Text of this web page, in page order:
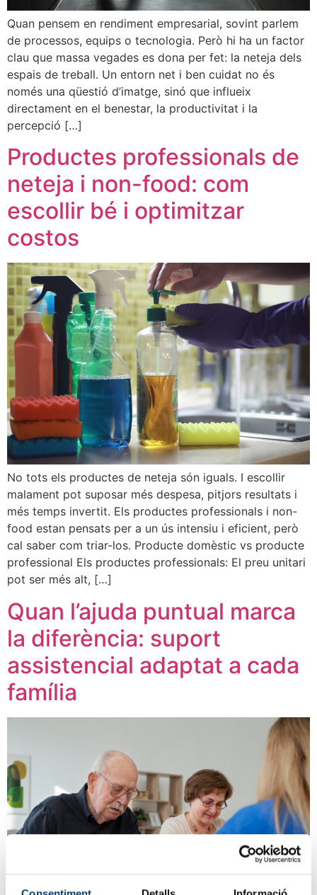
Quan pensem en rendiment empresarial, sovint parlem
de processos, equips o tecnologia. Però hi ha un factor
clau que massa vegades es dona per fet: la neteja dels
espais de treball. Un entorn net i ben cuidat no és
només una qüestió d’imatge, sinó que influeix
directament en el benestar, la productivitat i la
percepció […]
Productes professionals de
neteja i non-food: com
escollir bé i optimitzar
costos
No tots els productes de neteja són iguals. I escollir
malament pot suposar més despesa, pitjors resultats i
més temps invertit. Els productes professionals i non-
food estan pensats per a un ús intensiu i eficient, però
cal saber com triar-los. Producte domèstic vs producte
professional Els productes professionals: El preu unitari
pot ser més alt, […]
Quan l’ajuda puntual marca
la diferència: suport
assistencial adaptat a cada
família